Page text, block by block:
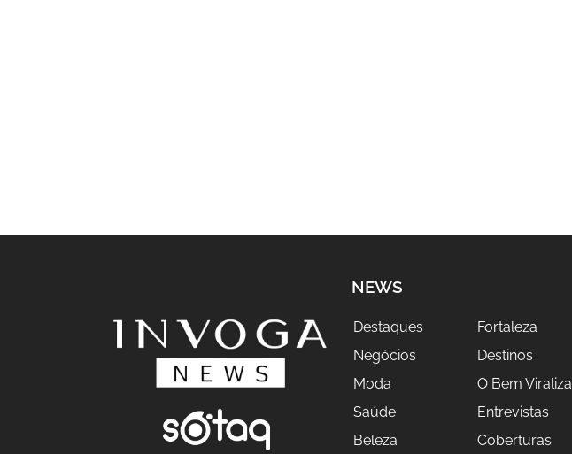
NEWS
Destaques
Negócios
Moda
Saúde
Beleza
Fortaleza
Destinos
O Bem Viraliza
Entrevistas
Coberturas